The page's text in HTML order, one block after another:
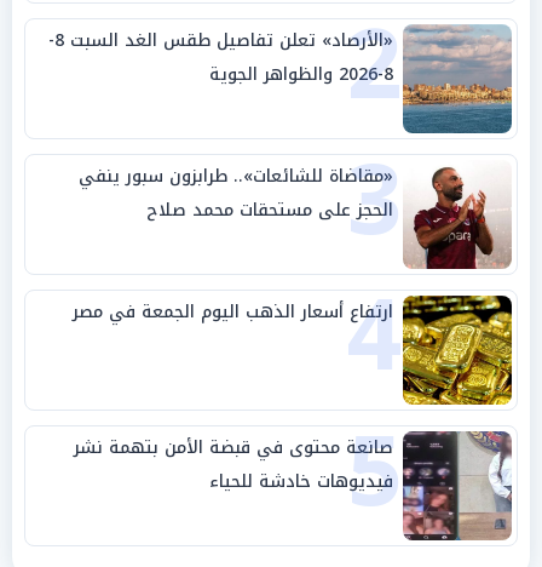
2
«الأرصاد» تعلن تفاصيل طقس الغد السبت 8-
8-2026 والظواهر الجوية
3
«مقاضاة للشائعات».. طرابزون سبور ينفي
الحجز على مستحقات محمد صلاح
4
ارتفاع أسعار الذهب اليوم الجمعة في مصر
5
صانعة محتوى في قبضة الأمن بتهمة نشر
فيديوهات خادشة للحياء